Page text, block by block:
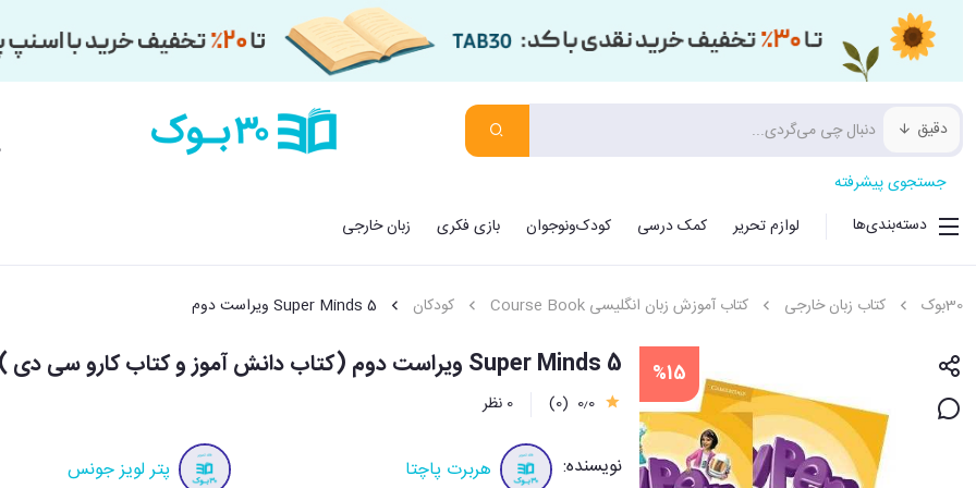
دقیق
جستجوی پیشرفته
دسته‌بندی‌ها
لوازم تحریر کمک درسی کودک‌ونوجوان بازی فکری زبان خارجی
30بوک کتاب زبان خارجی کتاب آموزش زبان انگلیسی Course Book کودکان Super Minds 5 ویراست دوم
%15 Super Minds 5 ویراست دوم (کتاب دانش آموز و کتاب کارو سی دی ) (جنگل)
0٫0 (0) 0 نظر
نویسنده: هربرت پاچتا پتر لویز جونس